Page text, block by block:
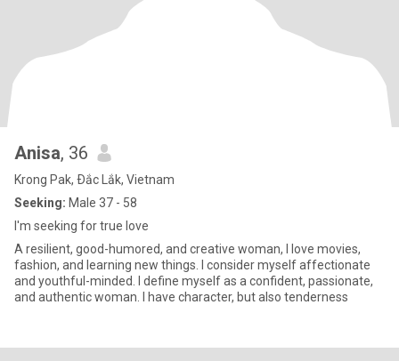
Anisa, 36
Krong Pak, Ðắc Lắk, Vietnam
Seeking: Male 37 - 58
I'm seeking for true love
A resilient, good-humored, and creative woman, I love movies,
fashion, and learning new things. I consider myself affectionate
and youthful-minded. I define myself as a confident, passionate,
and authentic woman. I have character, but also tenderness